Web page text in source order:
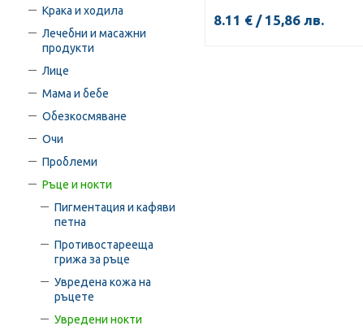
Крака и ходила
Лечебни и масажни
продукти
Лице
Мама и бебе
Обезкосмяване
Очи
Проблеми
Ръце и нокти
Пигментация и кафяви
петна
Противостарееща
грижа за ръце
Увредена кожа на
ръцете
Увредени нокти
8.11 € / 15,86 лв.